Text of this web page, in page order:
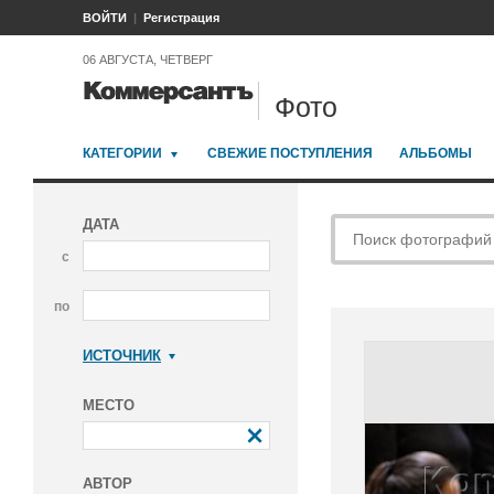
ВОЙТИ Регистрация
06 АВГУСТА, ЧЕТВЕРГ
Фото
КАТЕГОРИИ СВЕЖИЕ ПОСТУПЛЕНИЯ АЛЬБОМЫ
ДАТА
с
по
ИСТОЧНИК
МЕСТО
АВТОР